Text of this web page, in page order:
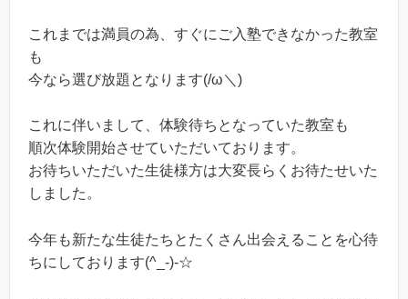
これまでは満員の為、すぐにご入塾できなかった教室
も
今なら選び放題となります(/ω＼)
これに伴いまして、体験待ちとなっていた教室も
順次体験開始させていただいております。
お待ちいただいた生徒様方は大変長らくお待たせいた
しました。
今年も新たな生徒たちとたくさん出会えることを心待
ちにしております(^_-)-☆